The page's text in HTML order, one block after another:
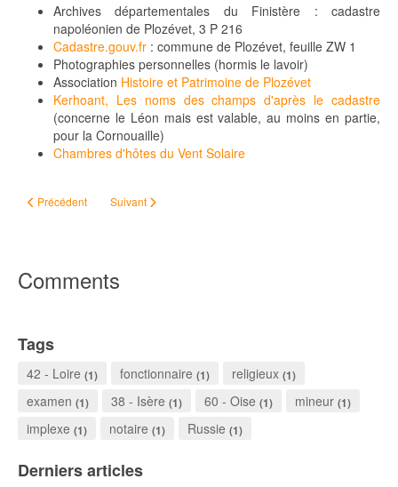
Archives départementales du Finistère : cadastre
napoléonien de Plozévet, 3 P 216
Cadastre.gouv.fr : commune de Plozévet, feuille ZW 1
Photographies personnelles (hormis le lavoir)
Association Histoire et Patrimoine de Plozévet
Kerhoant, Les noms des champs d'après le cadastre
(concerne le Léon mais est valable, au moins en partie,
pour la Cornouaille)
Chambres d'hôtes du Vent Solaire
Article précédent : Jouets d'hier
Précédent Article suivant : Onésime, épisode 5
Suivant
Comments
Tags
42 - Loire (1) fonctionnaire (1) religieux (1)
examen (1) 38 - Isère (1) 60 - Oise (1) mineur (1)
implexe (1) notaire (1) Russie (1)
Derniers articles